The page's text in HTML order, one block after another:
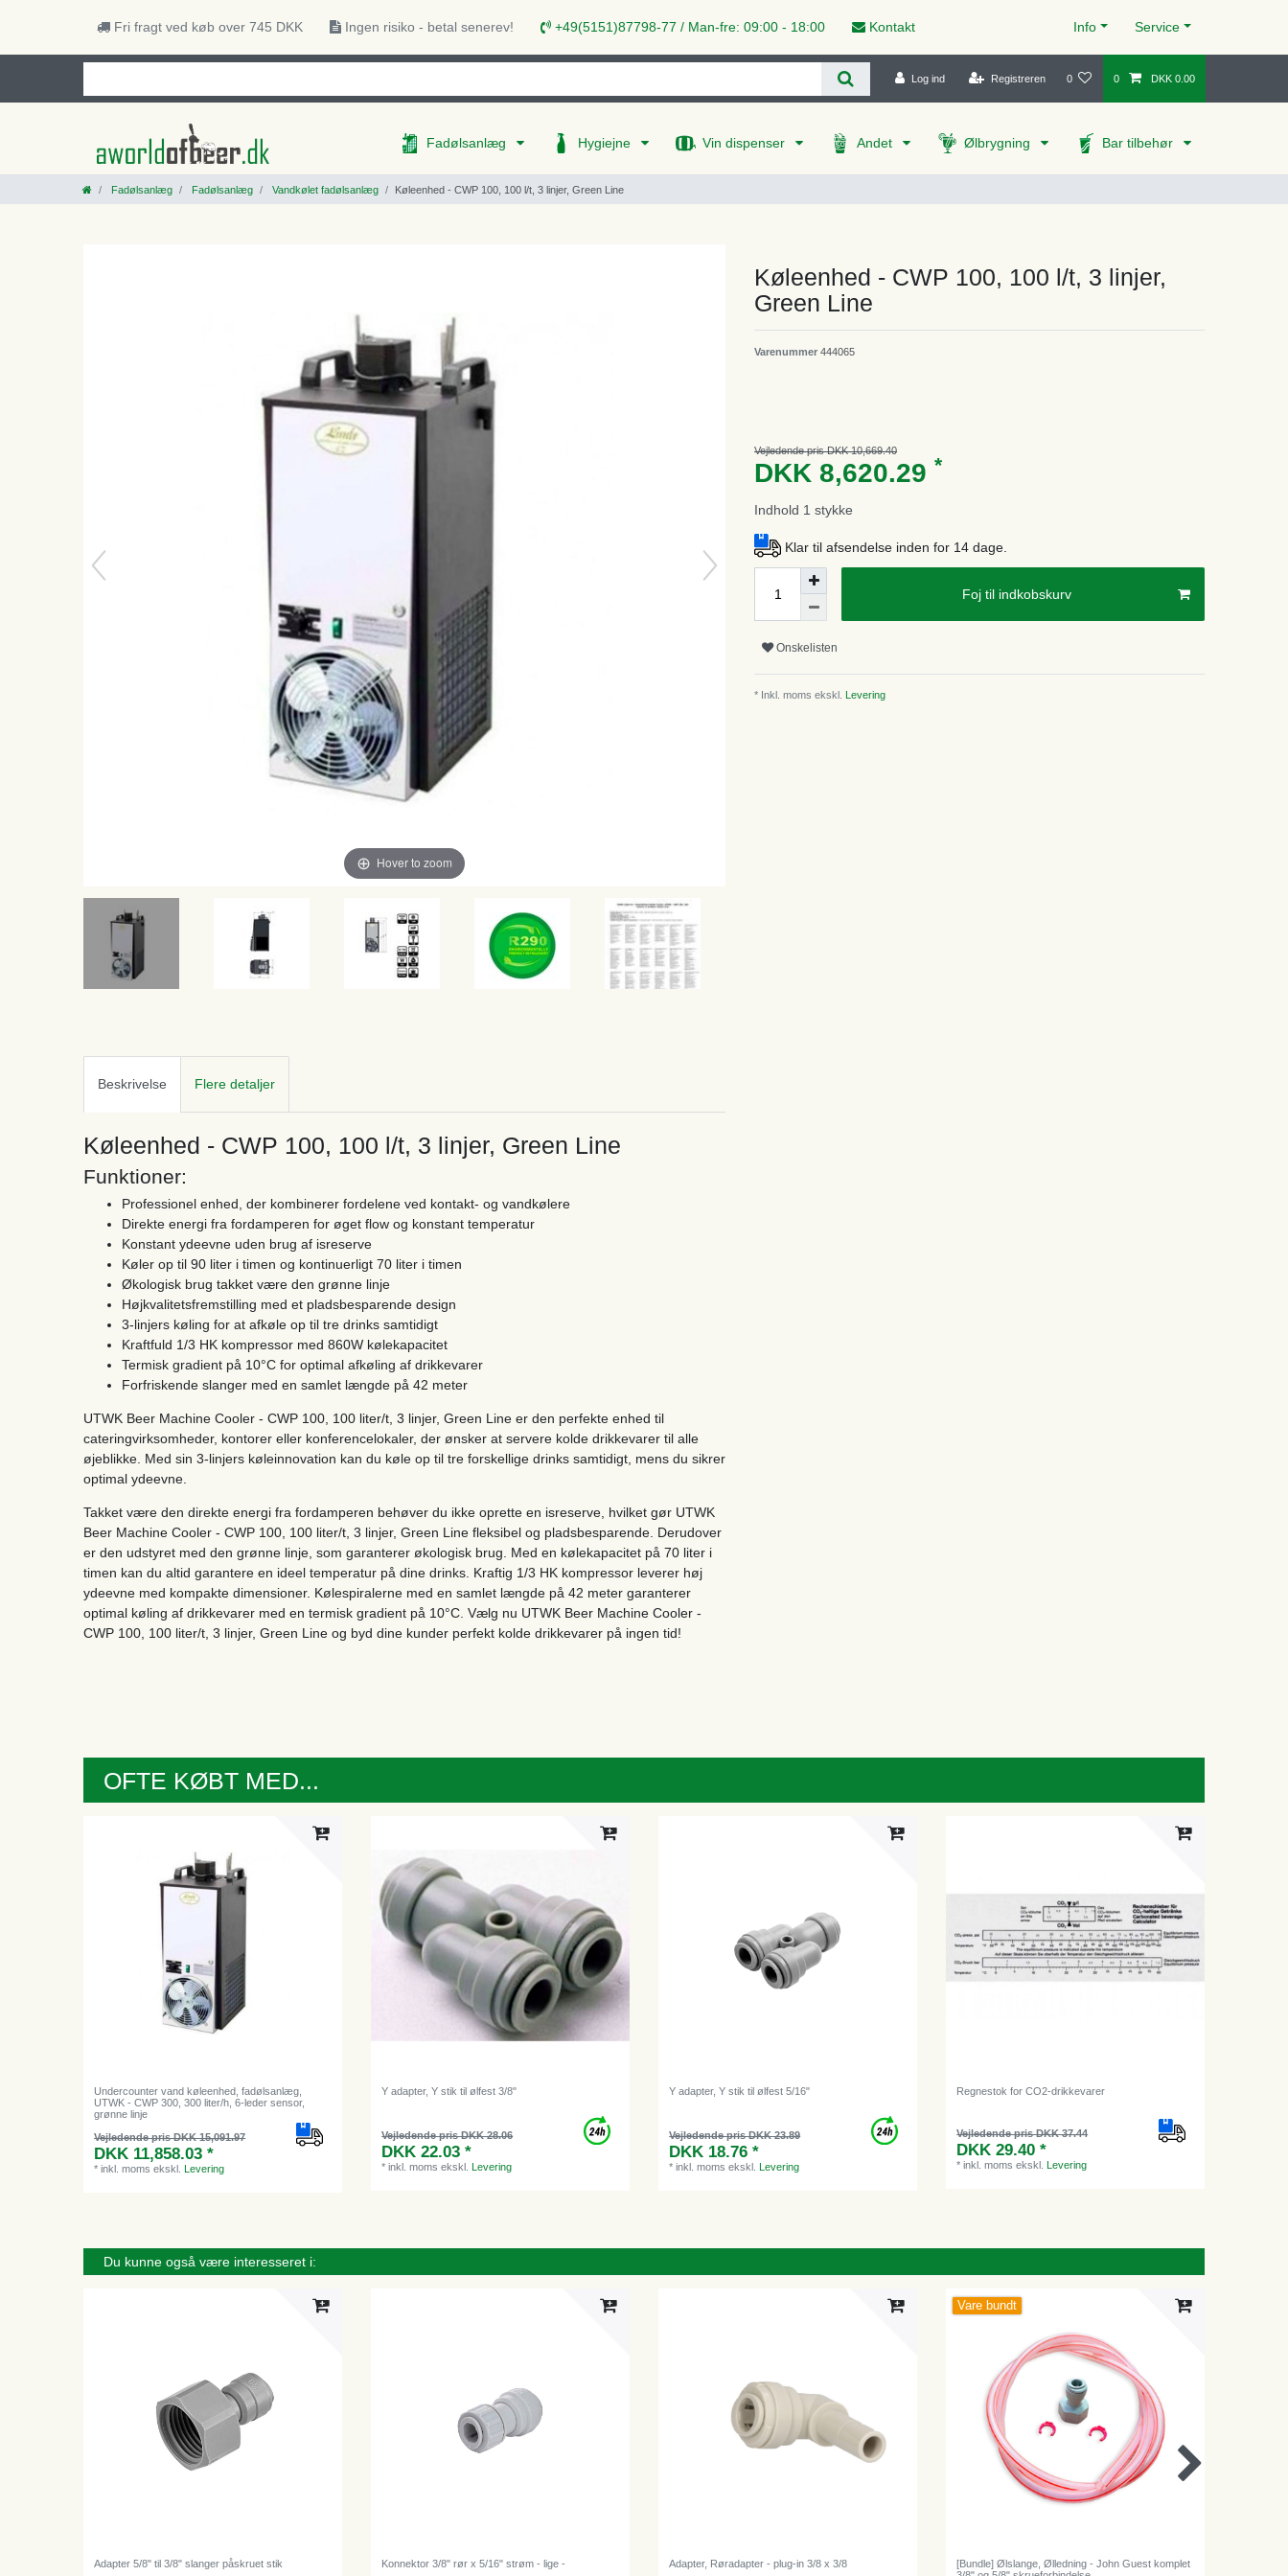
Fri fragt ved køb over 745 DKK Ingen risiko - betal senerev! +49(5151)87798-77 / Man-fre: 09:00 - 18:00 Kontakt Info Service
Log ind Registreren 0 0 DKK 0.00
Fadølsanlæg Hygiejne Vin dispenser Andet Ølbrygning Bar tilbehør
Fadølsanlæg Fadølsanlæg Vandkølet fadølsanlæg Køleenhed - CWP 100, 100 l/t, 3 linjer, Green Line
Hover to zoom
Køleenhed - CWP 100, 100 l/t, 3 linjer,
Green Line
Varenummer 444065
Vejledende pris DKK 10,669.40
DKK 8,620.29 *
Indhold 1 stykke
Klar til afsendelse inden for 14 dage.
Foj til indkobskurv
Onskelisten
* Inkl. moms ekskl. Levering
Beskrivelse Flere detaljer
Køleenhed - CWP 100, 100 l/t, 3 linjer, Green Line
Funktioner:
Professionel enhed, der kombinerer fordelene ved kontakt- og vandkølere
Direkte energi fra fordamperen for øget flow og konstant temperatur
Konstant ydeevne uden brug af isreserve
Køler op til 90 liter i timen og kontinuerligt 70 liter i timen
Økologisk brug takket være den grønne linje
Højkvalitetsfremstilling med et pladsbesparende design
3-linjers køling for at afkøle op til tre drinks samtidigt
Kraftfuld 1/3 HK kompressor med 860W kølekapacitet
Termisk gradient på 10°C for optimal afkøling af drikkevarer
Forfriskende slanger med en samlet længde på 42 meter
UTWK Beer Machine Cooler - CWP 100, 100 liter/t, 3 linjer, Green Line er den perfekte enhed til
cateringvirksomheder, kontorer eller konferencelokaler, der ønsker at servere kolde drikkevarer til alle
øjeblikke. Med sin 3-linjers køleinnovation kan du køle op til tre forskellige drinks samtidigt, mens du sikrer
optimal ydeevne.
Takket være den direkte energi fra fordamperen behøver du ikke oprette en isreserve, hvilket gør UTWK
Beer Machine Cooler - CWP 100, 100 liter/t, 3 linjer, Green Line fleksibel og pladsbesparende. Derudover
er den udstyret med den grønne linje, som garanterer økologisk brug. Med en kølekapacitet på 70 liter i
timen kan du altid garantere en ideel temperatur på dine drinks. Kraftig 1/3 HK kompressor leverer høj
ydeevne med kompakte dimensioner. Kølespiralerne med en samlet længde på 42 meter garanterer
optimal køling af drikkevarer med en termisk gradient på 10°C. Vælg nu UTWK Beer Machine Cooler -
CWP 100, 100 liter/t, 3 linjer, Green Line og byd dine kunder perfekt kolde drikkevarer på ingen tid!
OFTE KØBT MED...
Undercounter vand køleenhed, fadølsanlæg,
UTWK - CWP 300, 300 liter/h, 6-leder sensor,
grønne linje
Vejledende pris DKK 15,091.97
DKK 11,858.03 *
*inkl. moms ekskl. Levering
Y adapter, Y stik til ølfest 3/8"
Vejledende pris DKK 28.06
DKK 22.03 *
*inkl. moms ekskl.Levering
Y adapter, Y stik til ølfest 5/16"
Vejledende pris DKK 23.89
DKK 18.76 *
*inkl. moms ekskl.Levering
Regnestok for CO2-drikkevarer
Vejledende pris DKK 37.44
DKK 29.40 *
*inkl. moms ekskl. Levering
Du kunne også være interesseret i:
Adapter 5/8" til 3/8" slanger påskruet stik Konnektor 3/8" rør x 5/16" strøm - lige - Adapter, Røradapter - plug-in 3/8 x 3/8
Vare bundt
[Bundle] Ølslange, Ølledning - John Guest komplet